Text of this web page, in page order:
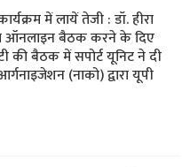
में लायें तेजी : डॉ. हीरा
ऑनलाइन बैठक करने के दिए
की बैठक में सपोर्ट यूनिट ने दी
(नाको) द्वारा यूपी